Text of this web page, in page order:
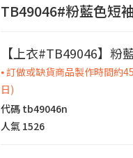
TB49046#粉藍色短
【上衣#TB49046】粉
⦁ 訂做或缺貨商品製作時間約
日)
代碼 tb49046n
人氣 1526